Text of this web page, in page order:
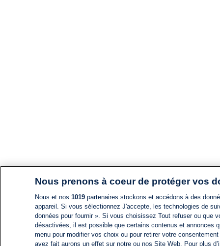
Nous prenons à coeur de protéger vos
Nous et nos 1019partenaires stockons et accédons à des
appareil. Si vous sélectionnez J'accepte, les technologies de
données pour fournir ». Si vous choisissez Tout refuser ou
désactivées, il est possible que certains contenus et annonces
menu pour modifier vos choix ou pour retirer votre
avez fait aurons un effet sur notre ou nos Site Web. Pour plus